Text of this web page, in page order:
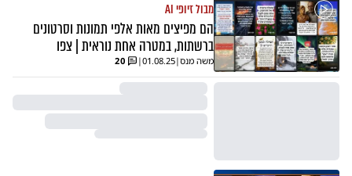
מבול זיופי AI
הם מפיצים מאות אלפי תמונות וסרטונים
ברשתות, במטרה אחת נוראית | צפו
משה מנס|
01.08.25
|
20